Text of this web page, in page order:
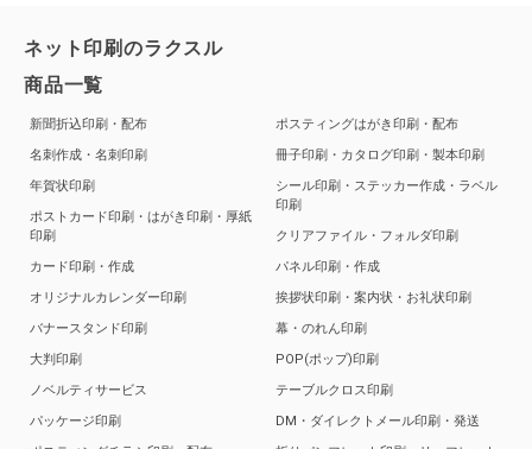
ネット印刷のラクスル
商品一覧
新聞折込印刷・配布
名刺作成・名刺印刷
年賀状印刷
ポストカード印刷・はがき印刷・厚紙
印刷
カード印刷・作成
オリジナルカレンダー印刷
バナースタンド印刷
大判印刷
ノベルティサービス
パッケージ印刷
ポスティングはがき印刷・配布
冊子印刷・カタログ印刷・製本印刷
シール印刷・ステッカー作成・ラベル
印刷
クリアファイル・フォルダ印刷
パネル印刷・作成
挨拶状印刷・案内状・お礼状印刷
幕・のれん印刷
POP(ポップ)印刷
テーブルクロス印刷
DM・ダイレクトメール印刷・発送